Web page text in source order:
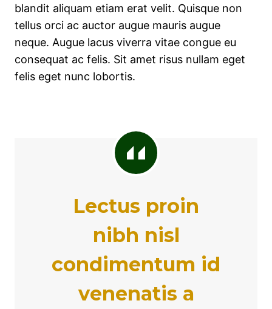
blandit aliquam etiam erat velit. Quisque non
tellus orci ac auctor augue mauris augue
neque. Augue lacus viverra vitae congue eu
consequat ac felis. Sit amet risus nullam eget
felis eget nunc lobortis.
Lectus proin
nibh nisl
condimentum id
venenatis a